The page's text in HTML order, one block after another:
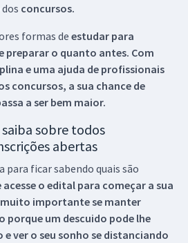
concursos.
formas de estudar para
preparar o quanto antes. Com
e uma ajuda de profissionais
concursos, a sua chance de
a ser bem maior.
sobre todos
abertas
para ficar sabendo quais são
o edital para começar a sua
importante se manter
porque um descuido pode lhe
ver o seu sonho se distanciando